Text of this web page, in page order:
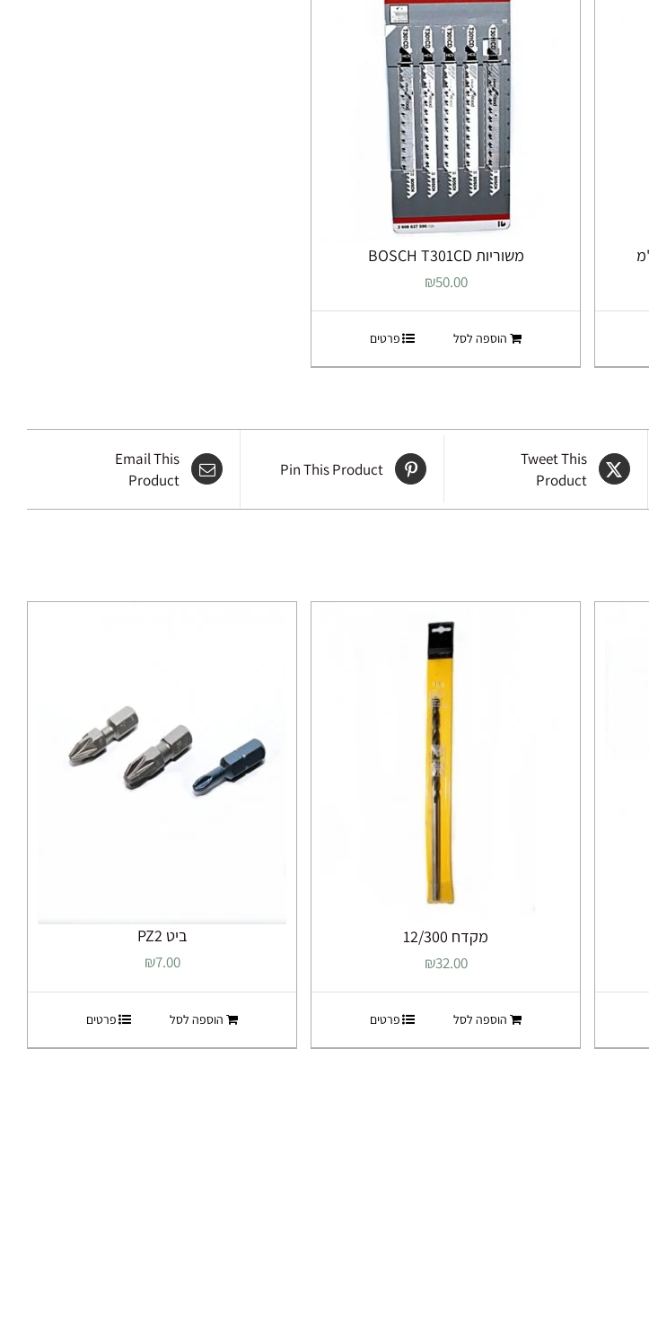
משוריות BOSCH T301CD
₪50.00
הוספה לסל פרטים
Tweet This
Product
Pin This Product
Email This
Product
מקדח 12/300
₪32.00
הוספה לסל פרטים
ביט PZ2
₪7.00
הוספה לסל פרטים